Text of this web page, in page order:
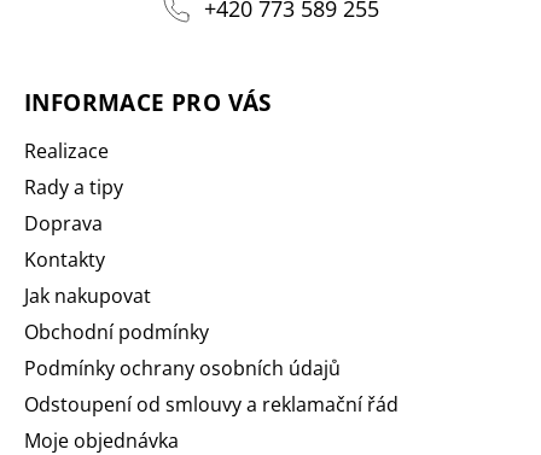
+420 773 589 255
INFORMACE PRO VÁS
Realizace
Rady a tipy
Doprava
Kontakty
Jak nakupovat
Obchodní podmínky
Podmínky ochrany osobních údajů
Odstoupení od smlouvy a reklamační řád
Moje objednávka